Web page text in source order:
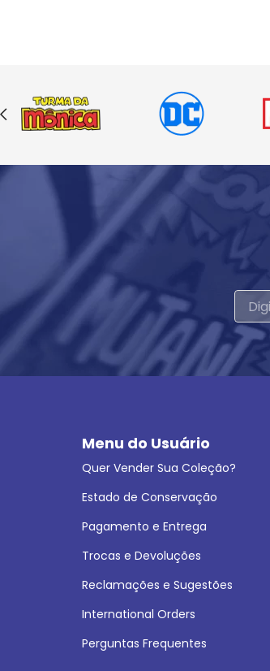
Menu do Usuário
Quer Vender Sua Coleção?
Estado de Conservação
Pagamento e Entrega
Trocas e Devoluções
Reclamações e Sugestões
International Orders
Perguntas Frequentes